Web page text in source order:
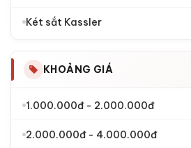
Két sắt Kassler
KHOẢNG GIÁ
1.000.000đ - 2.000.000đ
2.000.000đ - 4.000.000đ